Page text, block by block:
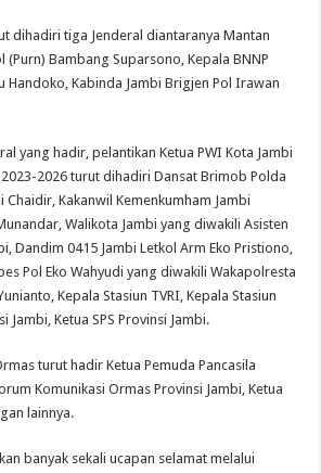
dihadiri tiga Jenderal diantaranya Mantan
(Purn) Bambang Suparsono, Kepala BNNP
Handoko, Kabinda Jambi Brigjen Pol Irawan
yang hadir, pelantikan Ketua PWI Kota Jambi
2026 turut dihadiri Dansat Brimob Polda
Chaidir, Kakanwil Kemenkumham Jambi
Walikota Jambi yang diwakili Asisten
Dandim 0415 Jambi Letkol Arm Eko Pristiono,
Pol Eko Wahyudi yang diwakili Wakapolresta
Kepala Stasiun TVRI, Kepala Stasiun
Jambi, Ketua SPS Provinsi Jambi.
turut hadir Ketua Pemuda Pancasila
Komunikasi Ormas Provinsi Jambi, Ketua
lainnya.
banyak sekali ucapan selamat melalui